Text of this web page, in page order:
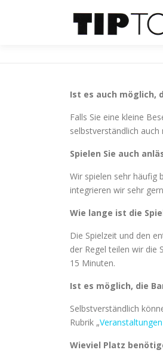
Ist es auch möglich,
Falls Sie eine kleine
selbstverständlich
Spielen Sie auch
Wir spielen sehr häufig
integrieren wir sehr
Wie lange ist die
Die Spielzeit und den
der Regel teilen wir die
15 Minuten.
Ist es möglich, die
Selbstverständlich
Rubrik „
Wieviel Platz